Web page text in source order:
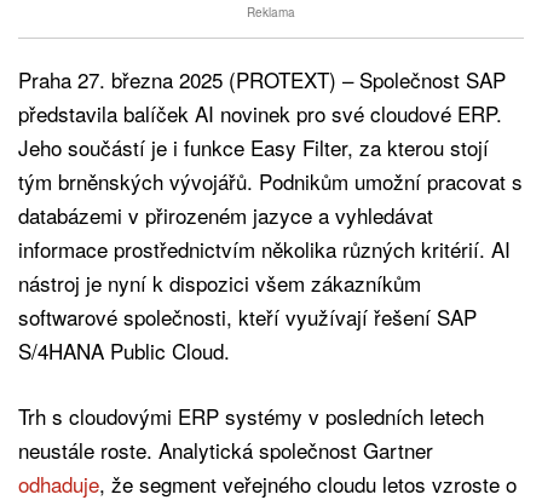
Reklama
Praha 27. března 2025 (PROTEXT) – Společnost SAP
představila balíček AI novinek pro své cloudové ERP.
Jeho součástí je i funkce Easy Filter, za kterou stojí
tým brněnských vývojářů. Podnikům umožní pracovat s
databázemi v přirozeném jazyce a vyhledávat
informace prostřednictvím několika různých kritérií. AI
nástroj je nyní k dispozici všem zákazníkům
softwarové společnosti, kteří využívají řešení SAP
S/4HANA Public Cloud.
Trh s cloudovými ERP systémy v posledních letech
neustále roste. Analytická společnost Gartner
odhaduje, že segment veřejného cloudu letos vzroste o